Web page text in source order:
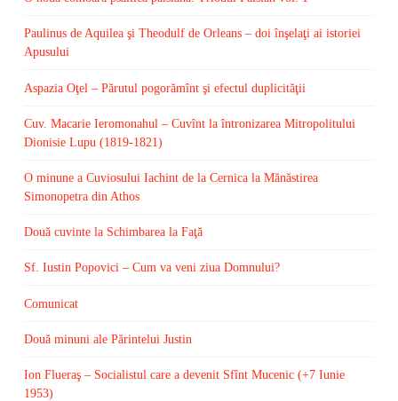
Paulinus de Aquilea şi Theodulf de Orleans – doi înşelaţi ai istoriei
Apusului
Aspazia Oţel – Părutul pogorămînt şi efectul duplicităţii
Cuv. Macarie Ieromonahul – Cuvînt la întronizarea Mitropolitului
Dionisie Lupu (1819-1821)
O minune a Cuviosului Iachint de la Cernica la Mănăstirea
Simonopetra din Athos
Două cuvinte la Schimbarea la Faţă
Sf. Iustin Popovici – Cum va veni ziua Domnului?
Comunicat
Două minuni ale Părintelui Justin
Ion Flueraş – Socialistul care a devenit Sfînt Mucenic (+7 Iunie
1953)